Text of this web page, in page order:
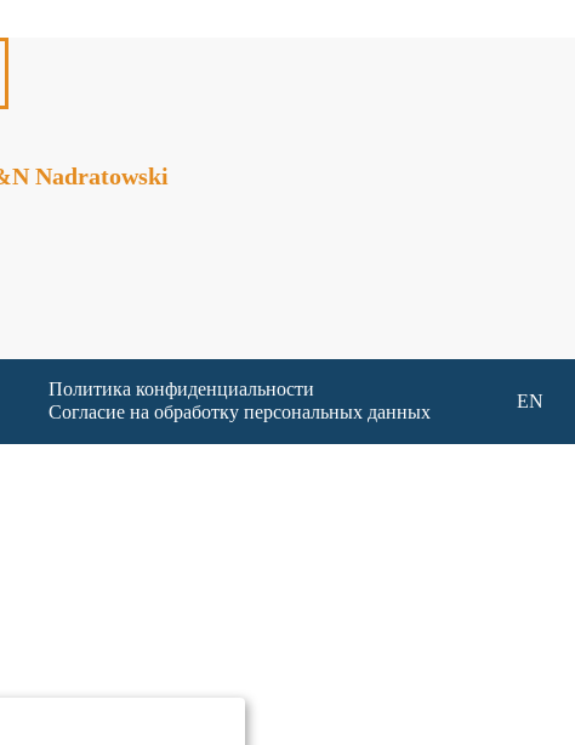
Nadratowski
EN
Политика конфиденциальности
Согласие на обработку персональных данных